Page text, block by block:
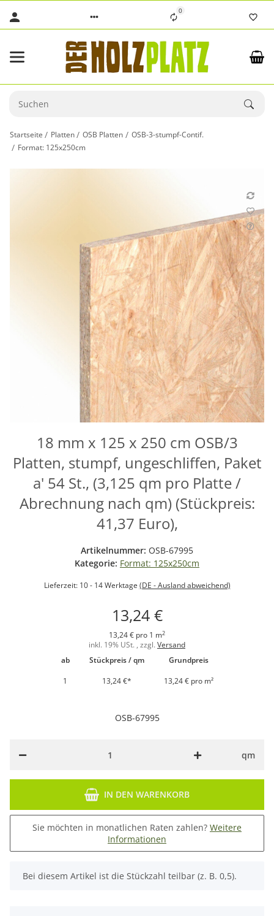
0
Startseite Platten OSB Platten
OSB-3-stumpf-Contif.
Format: 125x250cm
18 mm x 125 x 250 cm OSB/3
Platten, stumpf, ungeschliffen, Paket
a' 54 St., (3,125 qm pro Platte /
Abrechnung nach qm) (Stückpreis:
41,37 Euro),
Artikelnummer: OSB-67995
Kategorie: Format: 125x250cm
Lieferzeit: 10 - 14 Werktage (DE - Ausland abweichend)
13,24 €
13,24 € pro 1 m2
inkl. 19% USt. , zzgl. Versand
ab
Stückpreis / qm
Grundpreis
1
13,24 €* 13,24 € pro m²
OSB-67995
qm
IN DEN WARENKORB
Sie möchten in monatlichen Raten zahlen? Weitere
Informationen
x
Bei diesem Artikel ist die Stückzahl teilbar (z. B. 0,5).